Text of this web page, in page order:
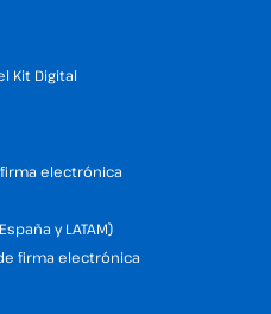
Kit Digital
electrónica
y LATAM)
firma electrónica